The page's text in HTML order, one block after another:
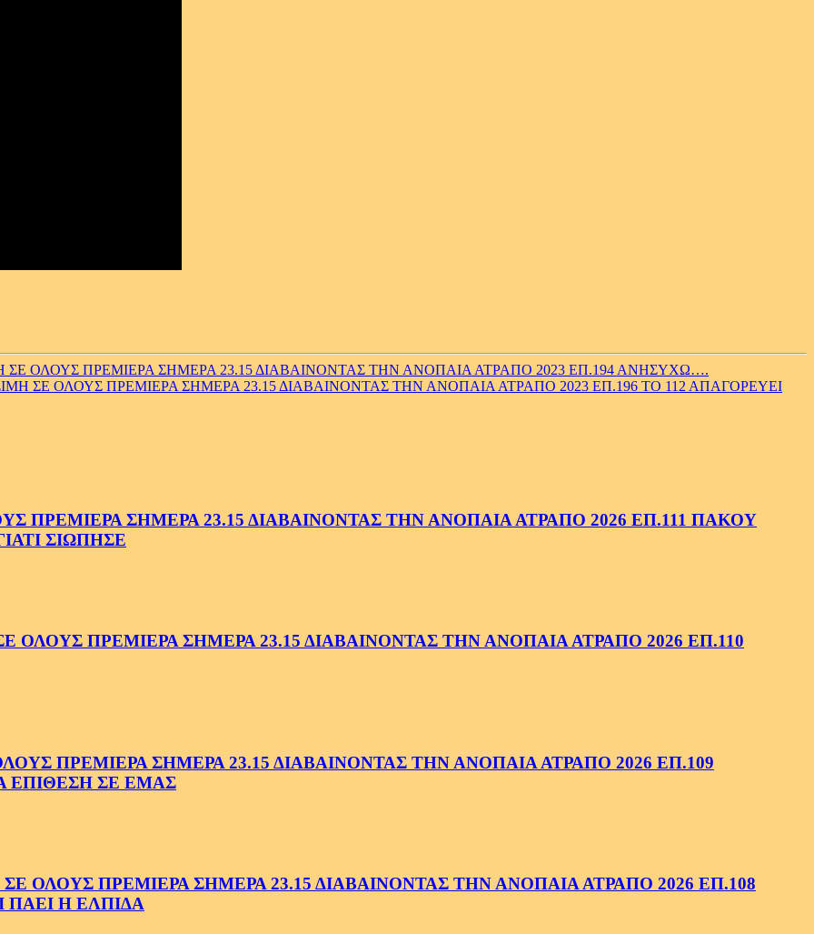
ΟΛΟΥΣ ΠΡΕΜΙΕΡΑ ΣΗΜΕΡΑ 23.15 ΔΙΑΒΑΙΝΟΝΤΑΣ ΤΗΝ ΑΝΟΠΑΙΑ ΑΤΡΑΠΟ 2023 ΕΠ.194 ΑΝΗΣΥΧΩ….
ΣΕ ΟΛΟΥΣ ΠΡΕΜΙΕΡΑ ΣΗΜΕΡΑ 23.15 ΔΙΑΒΑΙΝΟΝΤΑΣ ΤΗΝ ΑΝΟΠΑΙΑ ΑΤΡΑΠΟ 2023 ΕΠ.196 ΤΟ 112 ΑΠΑΓΟΡΕΥΕΙ
ΣΗΜΕΡΑ 23.15 ΔΙΑΒΑΙΝΟΝΤΑΣ ΤΗΝ ΑΝΟΠΑΙΑ ΑΤΡΑΠΟ 2026 ΕΠ.111 ΠΑΚΟΥ
ΣΙΩΠΗΣΕ
ΠΡΕΜΙΕΡΑ ΣΗΜΕΡΑ 23.15 ΔΙΑΒΑΙΝΟΝΤΑΣ ΤΗΝ ΑΝΟΠΑΙΑ ΑΤΡΑΠΟ 2026 ΕΠ.110
ΠΡΕΜΙΕΡΑ ΣΗΜΕΡΑ 23.15 ΔΙΑΒΑΙΝΟΝΤΑΣ ΤΗΝ ΑΝΟΠΑΙΑ ΑΤΡΑΠΟ 2026 ΕΠ.109
ΕΠΙΘΕΣΗ ΣΕ ΕΜΑΣ
ΠΡΕΜΙΕΡΑ ΣΗΜΕΡΑ 23.15 ΔΙΑΒΑΙΝΟΝΤΑΣ ΤΗΝ ΑΝΟΠΑΙΑ ΑΤΡΑΠΟ 2026 ΕΠ.108
Η ΕΛΠΙΔΑ